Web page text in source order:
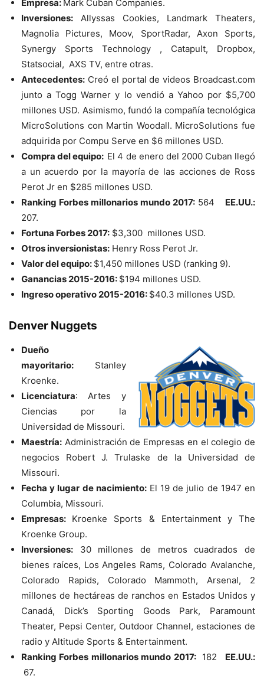
Empresa: Mark Cuban Companies.
Inversiones: Allyssas Cookies, Landmark Theaters,
Magnolia Pictures, Moov, SportRadar, Axon Sports,
Synergy Sports Technology , Catapult, Dropbox,
Statsocial, AXS TV, entre otras.
Antecedentes: Creó el portal de videos Broadcast.com
junto a Togg Warner y lo vendió a Yahoo por $5,700
millones USD. Asimismo, fundó la compañía tecnológica
MicroSolutions con Martin Woodall. MicroSolutions fue
adquirida por Compu Serve en $6 millones USD.
Compra del equipo: El 4 de enero del 2000 Cuban llegó
a un acuerdo por la mayoría de las acciones de Ross
Perot Jr en $285 millones USD.
Ranking Forbes millonarios mundo 2017: 564
EE.UU.:
207.
Fortuna Forbes 2017: $3,300 millones USD.
Otros inversionistas: Henry Ross Perot Jr.
Valor del equipo: $1,450 millones USD (ranking 9).
Ganancias 2015-2016: $194 millones USD.
Ingreso operativo 2015-2016: $40.3 millones USD.
Denver Nuggets
Dueño
mayoritario: Stanley
Kroenke.
Licenciatura: Artes y
Ciencias por la
Universidad de Missouri.
Maestría: Administración de Empresas en el colegio de
negocios Robert J. Trulaske de la Universidad de
Missouri.
Fecha y lugar de nacimiento:El 19 de julio de 1947 en
Columbia, Missouri.
Empresas: Kroenke Sports & Entertainment yThe
Kroenke Group.
Inversiones: 30 millones de metros cuadrados de
bienes raíces, Los Angeles Rams, Colorado Avalanche,
Colorado Rapids, Colorado Mammoth, Arsenal, 2
millones de hectáreas de ranchos en Estados Unidos y
Canadá,
Dick’s Sporting Goods Park, Paramount
Theater, Pepsi Center, Outdoor Channel, estaciones de
radio y Altitude Sports & Entertainment.
Ranking Forbes millonarios mundo 2017: 182
EE.UU.:
67.